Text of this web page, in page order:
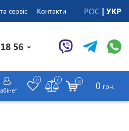
сервіс Контакти РОС УКР
56
0 0 0 0 грн.